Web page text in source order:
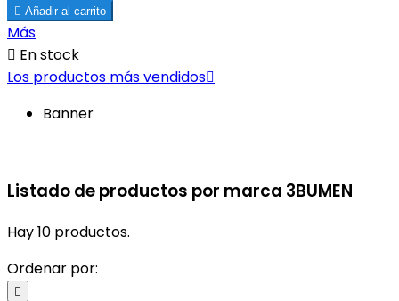
 Añadir al carrito
Más
 En stock
Los productos más vendidos
Banner
Listado de productos por marca 3BUMEN
Hay 10 productos.
Ordenar por:
